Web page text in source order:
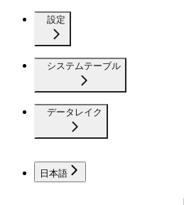
設定
システムテーブル
データレイク
日本語